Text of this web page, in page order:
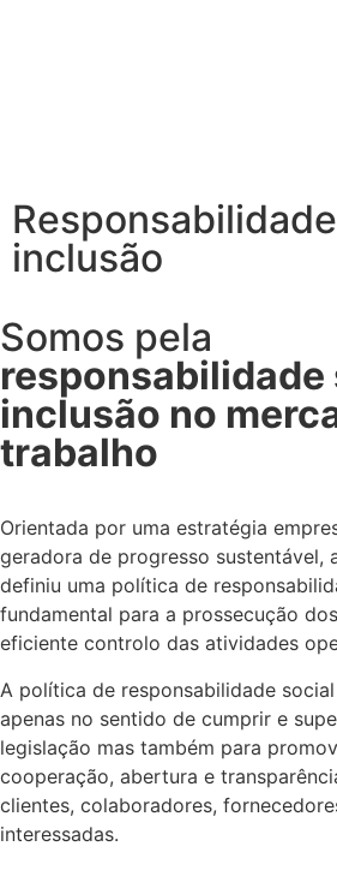
inclusão
Somos pela
responsabilidade
inclusão no
trabalho
Orientada por uma estratégia
geradora de progresso sustentável,
definiu uma política de
fundamental para a prossecução
eficiente controlo das atividades
A política de responsabilidade
apenas no sentido de cumprir e
legislação mas também para
cooperação, abertura e
clientes, colaboradores,
interessadas.